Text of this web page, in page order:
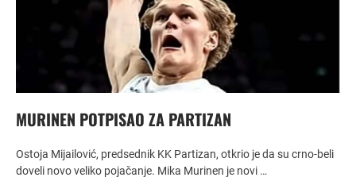
MURINEN POTPISAO ZA PARTIZAN
Ostoja Mijailović, predsednik KK Partizan, otkrio je da su crno-beli
doveli novo veliko pojačanje. Mika Murinen je novi …